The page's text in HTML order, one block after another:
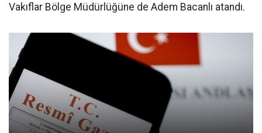
Vakıflar Bölge Müdürlüğüne de Adem Bacanlı atandı.